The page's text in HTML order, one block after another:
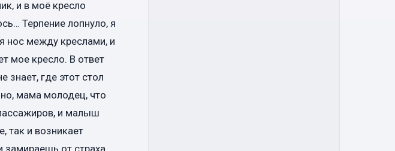
и в моё кресло
Терпение лопнуло, я
нос между креслами, и
мое кресло. В ответ
знает, где этот стол
мама молодец, что
и малыш
так и возникает
замираешь от страха,